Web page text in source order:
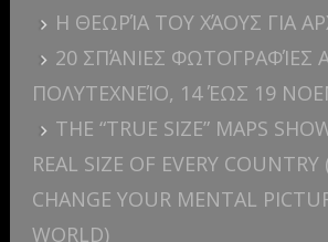
Η ΘΕΩΡΊΑ ΤΟΥ ΧΆΟΥΣ ΓΙΑ
20 ΣΠΆΝΙΕΣ ΦΩΤΟΓΡΑΦΊΕΣ
ΠΟΛΥΤΕΧΝΕΊΟ, 14 ΈΩΣ 19
THE “TRUE SIZE” MAPS
REAL SIZE OF EVERY
CHANGE YOUR MENTAL
WORLD)